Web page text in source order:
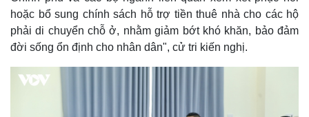
hoặc bổ sung chính sách hỗ trợ tiền thuê nhà cho các hộ
phải di chuyển chỗ ở, nhằm giảm bớt khó khăn, bảo đảm
đời sống ổn định cho nhân dân", cử tri kiến nghị.